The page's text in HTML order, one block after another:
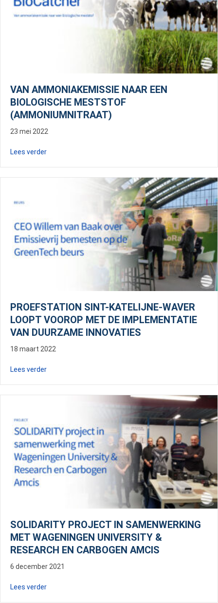
VAN AMMONIAKEMISSIE NAAR EEN
BIOLOGISCHE MESTSTOF
(AMMONIUMNITRAAT)
23 mei 2022
Lees verderabout Van ammoniakemissie naar een biologische
PROEFSTATION SINT-KATELIJNE-WAVER
LOOPT VOOROP MET DE IMPLEMENTATIE
VAN DUURZAME INNOVATIES
18 maart 2022
Lees verderabout Proefstation Sint-Katelijne-Waver loopt voorop
SOLIDARITY PROJECT IN SAMENWERKING
MET WAGENINGEN UNIVERSITY &
RESEARCH EN CARBOGEN AMCIS
6 december 2021
Lees verderabout SOLIDARITY project in samenwerking met